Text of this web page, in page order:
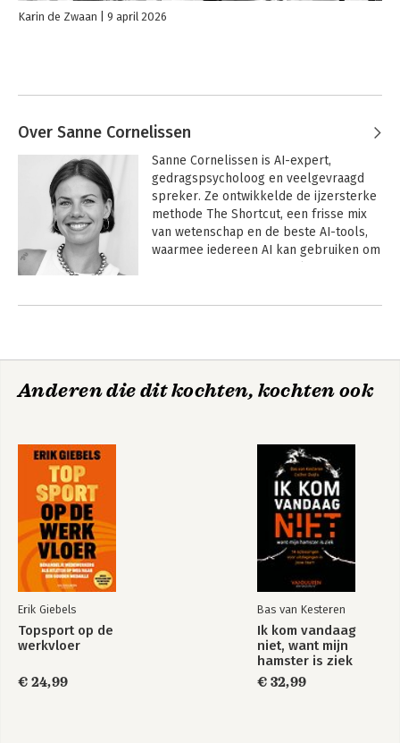
Karin de Zwaan 9 april 2026
Over Sanne Cornelissen
Sanne Cornelissen is AI-expert,
gedragspsycholoog en veelgevraagd
spreker. Ze ontwikkelde de ijzersterke
methode The Shortcut, een frisse mix
van wetenschap en de beste AI-tools,
waarmee iedereen AI kan gebruiken om
beweging te krijgen, met praktische en
workshops en talks zijn interactief,
Met The Shortcut maakt Sanne werk
slimmer en effectiever, zodat mensen
meer tijd overhouden voor wat echt
belangrijk is. Zoals ze zelf zegt:
Slimmer werken, om leuker te leven.
Andere boeken door Sanne
This is not AI Me, myself & AI
Anderen die dit kochten, kochten ook
Erik Giebels
Topsport op de
werkvloer
€ 24,99
Bas van Kesteren
Ik kom vandaag
niet, want mijn
hamster is ziek
€ 32,99